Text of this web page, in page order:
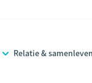
Relatie & samenleven